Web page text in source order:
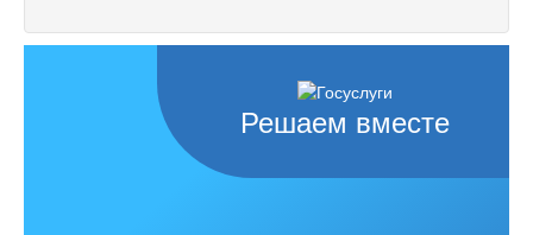
Решаем вместе